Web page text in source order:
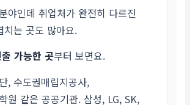
야인데 취업처가 완전히 다르진
치는 곳도 많아요.
가능한 곳부터 보면요.
, 수도권매립지공사,
원 같은 공공기관. 삼성, LG, SK,